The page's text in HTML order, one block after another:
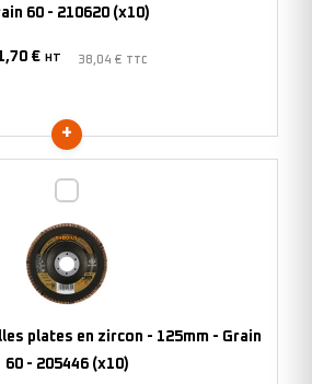
-
60 - 210620 (x10)
€ HT 38,04 € TTC
lamelles
plates
en
plates en zircon - 125mm - Grain
60 - 205446 (x10)